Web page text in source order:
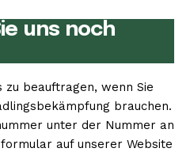
uns noch
beauftragen, wenn Sie
brauchen.
unter der Nummer an
auf unserer Website